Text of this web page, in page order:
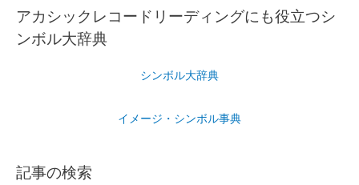
アカシックレコードリーディングにも役立つシ
ンボル大辞典
シンボル大辞典
イメージ・シンボル事典
記事の検索